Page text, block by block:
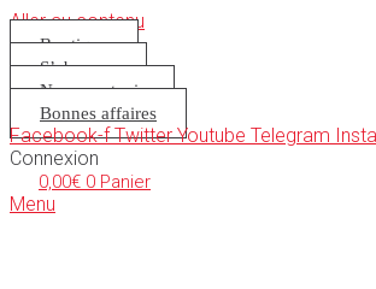
Aller au contenu
Boutique
S’abonner
Nous soutenir
Bonnes affaires
Facebook-f Twitter Youtube Telegram
Connexion
0,00€ 0 Panier
Menu